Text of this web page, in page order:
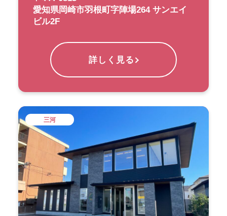
愛知県岡崎市羽根町字陣場264 サンエイ
ビル2F
詳しく見る
三河